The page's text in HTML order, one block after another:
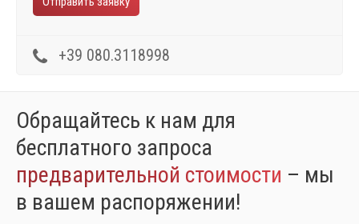
+39 080.3118998
Обращайтесь к нам для
бесплатного запроса
предварительной стоимости – мы
в вашем распоряжении!